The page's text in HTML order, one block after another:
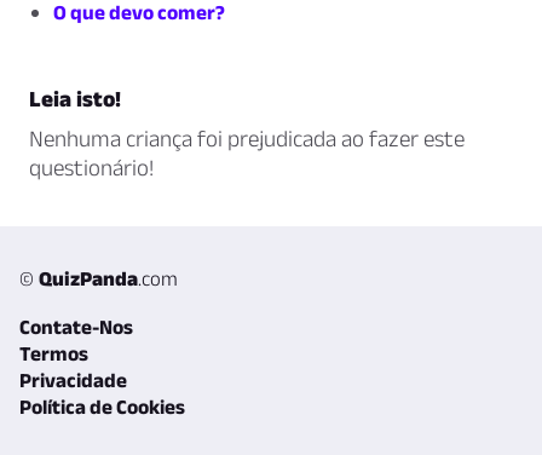
O que devo comer?
Leia isto!
Nenhuma criança foi prejudicada ao fazer este
questionário!
© QuizPanda.com
Contate-Nos
Termos
Privacidade
Política de Cookies